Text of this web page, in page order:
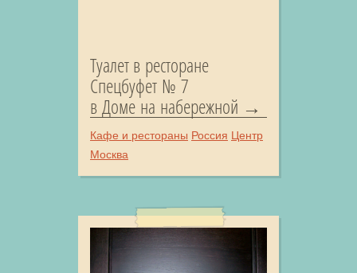
Туалет в ресторане
Спецбуфет № 7
в Доме на набережной
Кафе и рестораны Россия Центр
Москва